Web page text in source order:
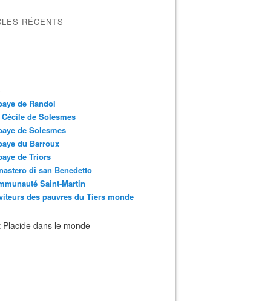
RÉCENTS
de Randol
Cécile de Solesmes
de Solesmes
du Barroux
de Triors
di san Benedetto
Saint-Martin
des pauvres du Tiers monde
Placide dans le monde